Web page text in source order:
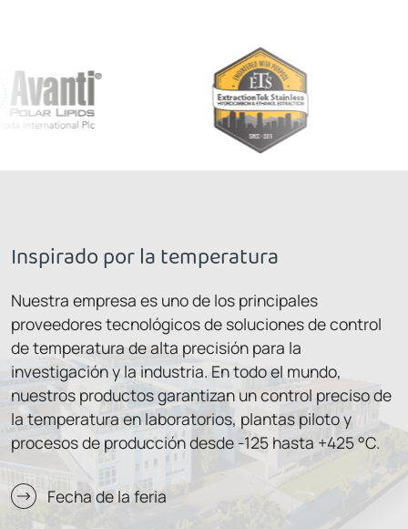
Inspirado por la temperatura
Nuestra empresa es uno de los principales
proveedores tecnológicos de soluciones de control
de temperatura de alta precisión para la
investigación y la industria. En todo el mundo,
nuestros productos garantizan un control preciso de
la temperatura en laboratorios, plantas piloto y
procesos de producción desde -125 hasta +425 °C.
Fecha de la feria